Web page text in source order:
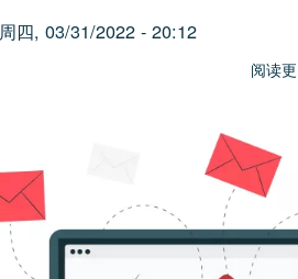
周四, 03/31/2022 - 20:12
阅读